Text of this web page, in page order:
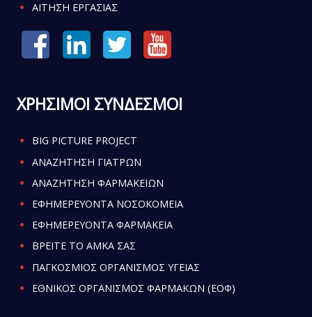
ΑΙΤΗΣΗ ΕΡΓΑΣΙΑΣ
ΧΡΗΣΙΜΟΙ ΣΥΝΔΕΣΜΟΙ
BIG PICTURE PROJECT
ΑΝΑΖΗΤΗΣΗ ΓΙΑΤΡΩΝ
ΑΝΑΖΗΤΗΣΗ ΦΑΡΜΑΚΕΙΩΝ
ΕΦΗΜΕΡΕΥΟΝΤΑ ΝΟΣΟΚΟΜΕΙΑ
ΕΦΗΜΕΡΕΥΟΝΤΑ ΦΑΡΜΑΚΕΙΑ
ΒΡΕΙΤΕ ΤΟ ΑΜΚΑ ΣΑΣ
ΠΑΓΚΟΣΜΙΟΣ ΟΡΓΑΝΙΣΜΟΣ ΥΓΕΙΑΣ
ΕΘΝΙΚΟΣ ΟΡΓΑΝΙΣΜΟΣ ΦΑΡΜΑΚΩΝ (ΕΟΦ)